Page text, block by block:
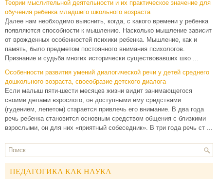
Теории мыслительной деятельности и их практическое значение для
обучения ребенка младшего школьного возраста
Далее нам необходимо выяснить, когда, с какого времени у ребенка
появляются способности к мышлению. Насколько мышление зависит
от врожденных особенностей психики ребенка. Мышление, как и
память, было предметом постоянного внимания психологов.
Признание и судьба многих исторически существовавших шко ...
Особенности развития умений диалогической речи у детей среднего
дошкольного возраста, своеобразие детского диалога
Если малыш пяти-шести месяцев жизни видит занимающегося
своими делами взрослого, он доступными ему средствами
(гудением, лепетом) старается привлечь его внимание. В два года
речь ребенка становится основным средством общения с близкими
взрослыми, он для них «приятный собеседник». В три года речь ст ...
ПЕДАГОГИКА КАК НАУКА